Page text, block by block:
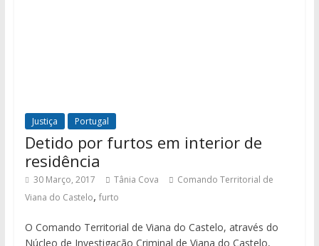
Justiça Portugal
Detido por furtos em interior de
residência
30 Março, 2017 Tânia Cova
Comando Territorial de
Viana do Castelo, furto
O Comando Territorial de Viana do Castelo, através do
Núcleo de Investigação Criminal de Viana do Castelo,